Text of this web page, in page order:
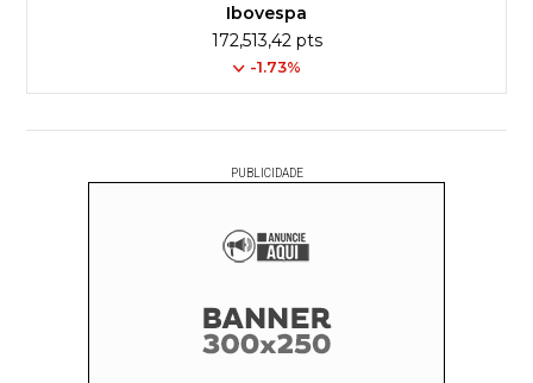
Ibovespa
172,513,42 pts
-1.73%
PUBLICIDADE